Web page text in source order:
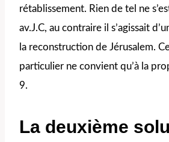
rétablissement. Rien de tel ne
av.J.C, au contraire il s’agissait
la reconstruction de Jérusalem.
particulier ne convient qu’à la
9.
La deuxième